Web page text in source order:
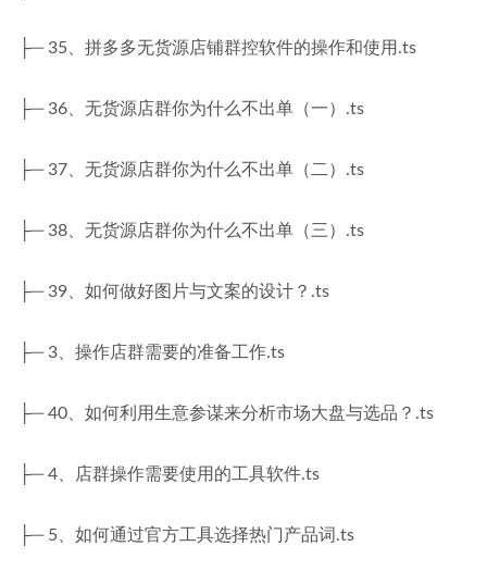
├─ 35、拼多多无货源店铺群控软件的操作和使用.ts
├─ 36、无货源店群你为什么不出单（一）.ts
├─ 37、无货源店群你为什么不出单（二）.ts
├─ 38、无货源店群你为什么不出单（三）.ts
├─ 39、如何做好图片与文案的设计？.ts
├─ 3、操作店群需要的准备工作.ts
├─ 40、如何利用生意参谋来分析市场大盘与选品？.ts
├─ 4、店群操作需要使用的工具软件.ts
├─ 5、如何通过官方工具选择热门产品词.ts